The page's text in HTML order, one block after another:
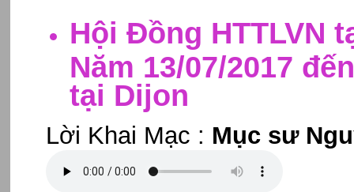
Hội Đồng HTTLVN
Năm 13/07/2017
tại Dijon
Lời Khai Mạc : Mục sư